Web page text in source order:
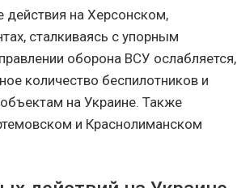
на Херсонском,
сталкиваясь с упорным
оборона ВСУ ослабляется,
количество беспилотников и
на Украине. Также
и Краснолиманском